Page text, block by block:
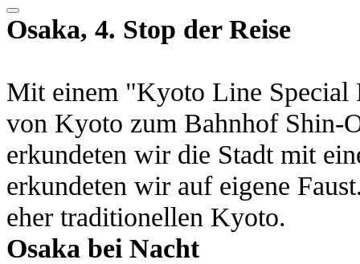
Osaka, 4. Stop der Reise
Mit einem "Kyoto Line Special
von Kyoto zum Bahnhof Shin-
erkundeten wir die Stadt mit
erkundeten wir auf eigene
eher traditionellen Kyoto.
Osaka bei Nacht